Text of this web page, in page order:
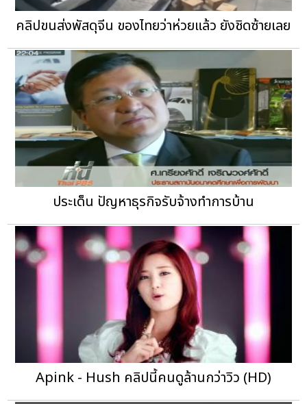
คลิปขนส่งพัสดุจีน ของไทยว่าห่วยแล้ว ยังชิดซ้ายเลย
ประเด็น ปัญหาธุรกิจรับจ้างทำการบ้าน
Apink - Hush คลิปนี้คนดูล้านกว่าวิว (HD)